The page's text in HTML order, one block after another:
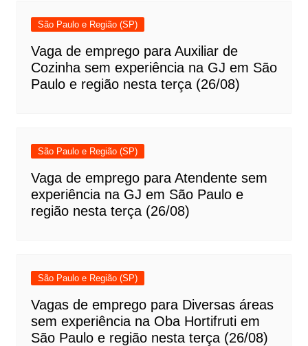
São Paulo e Região (SP)
Vaga de emprego para Auxiliar de
Cozinha sem experiência na GJ em São
Paulo e região nesta terça (26/08)
São Paulo e Região (SP)
Vaga de emprego para Atendente sem
experiência na GJ em São Paulo e
região nesta terça (26/08)
São Paulo e Região (SP)
Vagas de emprego para Diversas áreas
sem experiência na Oba Hortifruti em
São Paulo e região nesta terça (26/08)